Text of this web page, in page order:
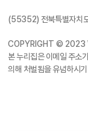
(55352) 전북특별자치
COPYRIGHT © 2023
본 누리집은 이메일 주소
의해 처벌됨을 유념하시